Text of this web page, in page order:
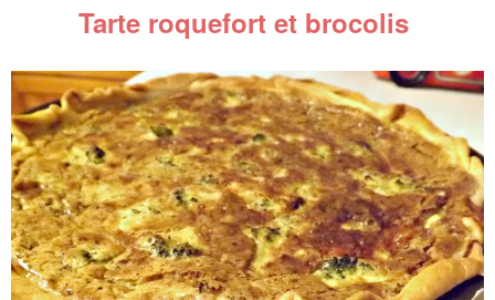
Tarte roquefort et brocolis